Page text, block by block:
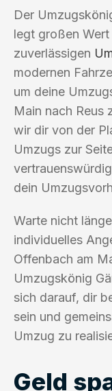
Der
legt großen
zuverlässigen
modernen
um deine
Main nach Reus
wir dir von der
Umzugs zur
dein
Warte nicht
individuelles
Offenbach am
Umzugskönig
sich darauf, dir
sein und
Umzug zu
Geld